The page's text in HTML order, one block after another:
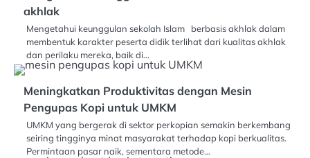
akhlak
Mengetahui keunggulan sekolah Islam berbasis akhlak dalam
membentuk karakter peserta didik terlihat dari kualitas akhlak
dan perilaku mereka, baik di…
Meningkatkan Produktivitas dengan Mesin
Pengupas Kopi untuk UMKM
UMKM yang bergerak di sektor perkopian semakin berkembang
seiring tingginya minat masyarakat terhadap kopi berkualitas.
Permintaan pasar naik, sementara metode…